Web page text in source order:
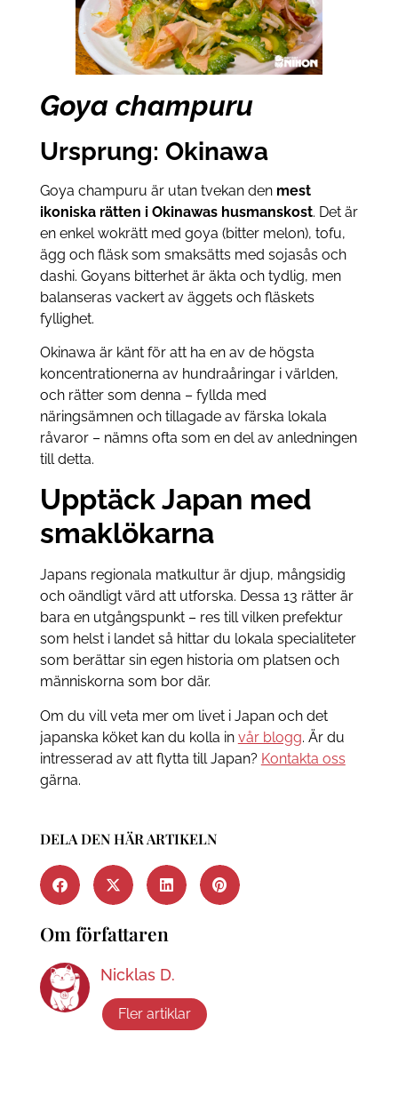
Goya champuru
Ursprung: Okinawa
Goya champuru är utan tvekan den mest
ikoniska rätten i Okinawas husmanskost. Det är
en enkel wokrätt med goya (bitter melon), tofu,
ägg och fläsk som smaksätts med sojasås och
dashi. Goyans bitterhet är äkta och tydlig, men
balanseras vackert av äggets och fläskets
fyllighet.
Okinawa är känt för att ha en av de högsta
koncentrationerna av hundraåringar i världen,
och rätter som denna – fyllda med
näringsämnen och tillagade av färska lokala
råvaror – nämns ofta som en del av anledningen
till detta.
Upptäck Japan med
smaklökarna
Japans regionala matkultur är djup, mångsidig
och oändligt värd att utforska. Dessa 13 rätter är
bara en utgångspunkt – res till vilken prefektur
som helst i landet så hittar du lokala specialiteter
som berättar sin egen historia om platsen och
människorna som bor där.
Om du vill veta mer om livet i Japan och det
japanska köket kan du kolla in vår blogg. Är du
intresserad av att flytta till Japan? Kontakta oss
gärna.
DELA DEN HÄR ARTIKELN
Om författaren
Nicklas D.
Fler artiklar